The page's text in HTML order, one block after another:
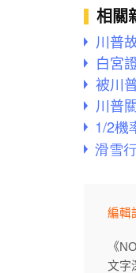
相關
川普
白宮
被川
川普
編輯
《
文字